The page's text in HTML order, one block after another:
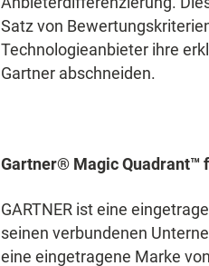
Satz von
Technologieanbieter ihre
Gartner abschneiden.
Gartner® Magic Quadrant™
GARTNER ist eine
seinen verbundenen
eine eingetragene Marke